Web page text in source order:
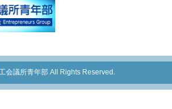
会議所青年部 All Rights Reserved.